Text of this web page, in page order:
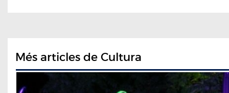
Més articles de Cultura